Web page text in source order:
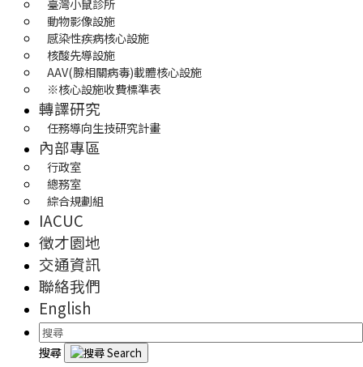
臺灣小鼠診所
動物影像設施
感染性疾病核心設施
核酸先導設施
AAV(腺相關病毒)載體核心設施
※核心設施收費標準表
轉譯研究
任務導向生技研究計畫
內部專區
行政室
總務室
綜合規劃組
IACUC
徵才園地
交通資訊
聯絡我們
English
搜尋